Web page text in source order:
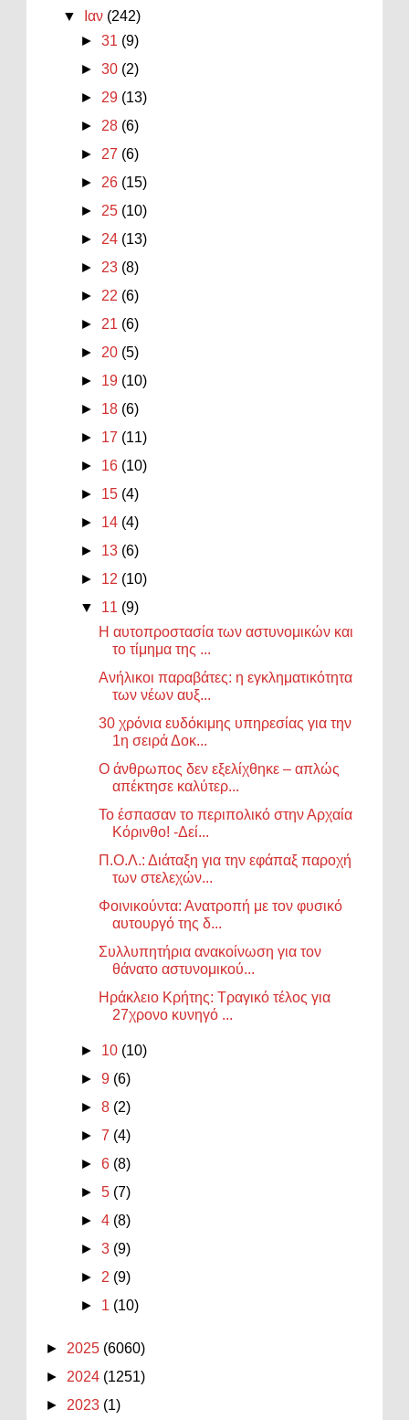
▼
Ιαν (242)
►31 (9)
►30 (2)
► 29 (13)
► 28 (6)
► 27 (6)
► 26 (15)
► 25 (10)
► 24 (13)
► 23 (8)
► 22 (6)
► 21 (6)
► 20 (5)
► 19 (10)
► 18 (6)
► 17 (11)
► 16 (10)
► 15 (4)
► 14 (4)
► 13 (6)
► 12 (10)
▼ 11 (9)
Η αυτοπροστασία των αστυνομικών και
το τίμημα της ...
Ανήλικοι παραβάτες: η εγκληματικότητα
των νέων αυξ...
30 χρόνια ευδόκιμης υπηρεσίας για την
1η σειρά Δοκ...
Ο άνθρωπος δεν εξελίχθηκε – απλώς
απέκτησε καλύτερ...
Το έσπασαν το περιπολικό στην Αρχαία
Κόρινθο! -Δεί...
Π.Ο.Λ.: Διάταξη για την εφάπαξ παροχή
των στελεχών...
Φοινικούντα: Ανατροπή με τον φυσικό
αυτουργό της δ...
Συλλυπητήρια ανακοίνωση για τον
θάνατο αστυνομικού...
Ηράκλειο Κρήτης: Τραγικό τέλος για
27χρονο κυνηγό ...
► 10 (10)
►9 (6)
►8 (2)
►7 (4)
►6 (8)
►5 (7)
►4 (8)
►3 (9)
► 2 (9)
► 1 (10)
► 2025 (6060)
► 2024 (1251)
► 2023 (1)